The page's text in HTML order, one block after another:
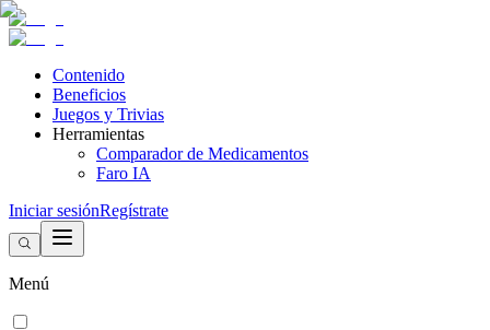
Contenido
Beneficios
Juegos y Trivias
Herramientas
Comparador de Medicamentos
Faro IA
Iniciar sesiónRegístrate
Menú